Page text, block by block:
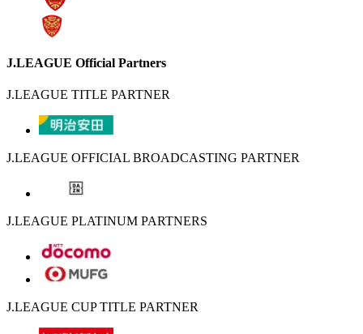
J.LEAGUE Official Partners
J.LEAGUE TITLE PARTNER
J.LEAGUE OFFICIAL BROADCASTING PARTNER
J.LEAGUE PLATINUM PARTNERS
J.LEAGUE CUP TITLE PARTNER